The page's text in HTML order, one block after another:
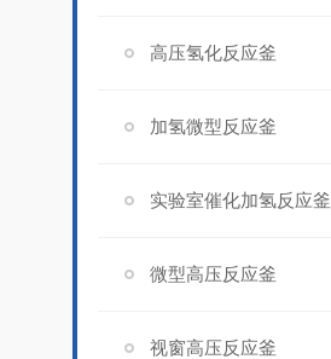
高压氢化反应釜
加氢微型反应釜
实验室催化加氢反应釜
微型高压反应釜
视窗高压反应釜